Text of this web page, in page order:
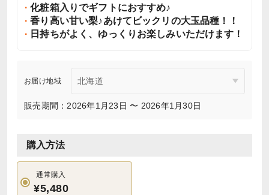
化粧箱入りでギフトにおすすめ♪
香り高い甘い梨♪あけてビックリの大玉品種！！
日持ちがよく、ゆっくりお楽しみいただけます！
お届け地域
販売期間：2026年1月23日 〜 2026年1月30日
購入方法
通常購入
¥5,480